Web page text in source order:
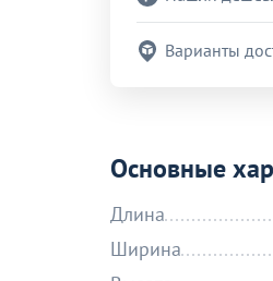
Варианты
Основные
Длина
Ширина